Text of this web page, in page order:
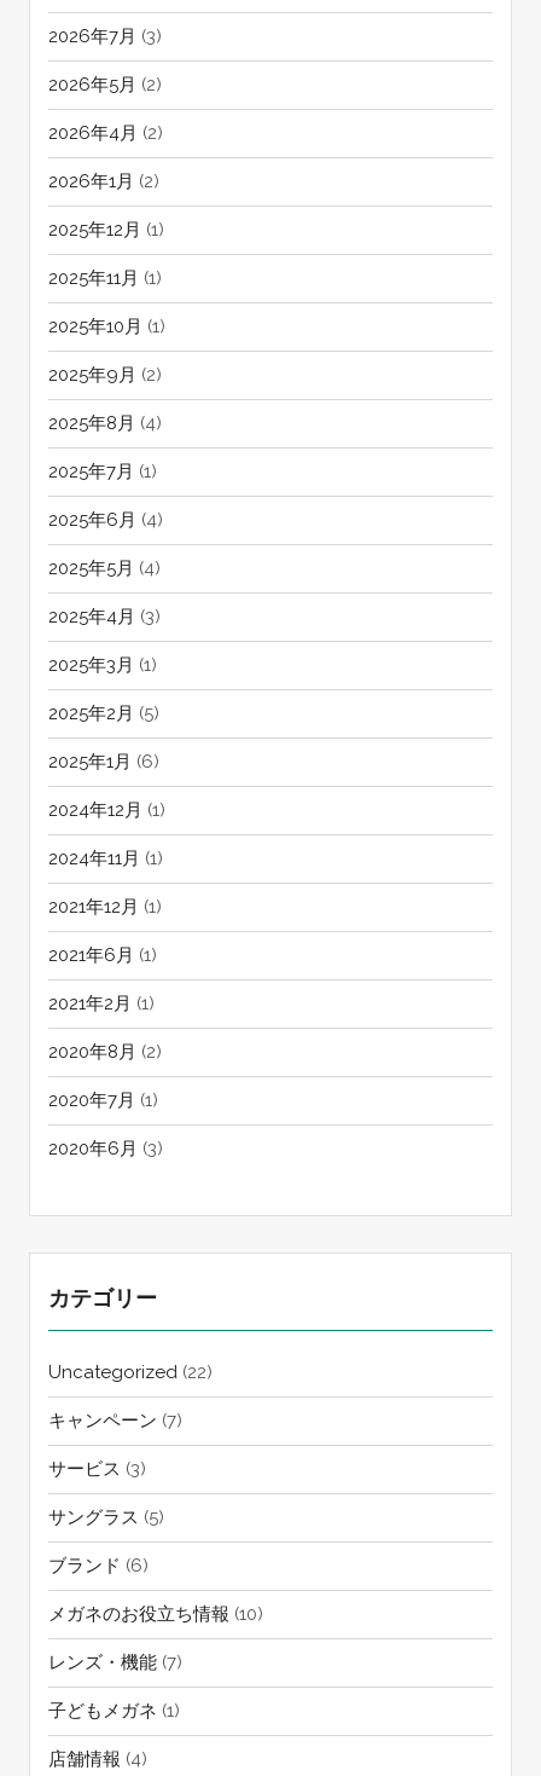
2026年7月 (3)
2026年5月 (2)
2026年4月 (2)
2026年1月 (2)
2025年12月 (1)
2025年11月 (1)
2025年10月 (1)
2025年9月 (2)
2025年8月 (4)
2025年7月 (1)
2025年6月 (4)
2025年5月 (4)
2025年4月 (3)
2025年3月 (1)
2025年2月 (5)
2025年1月 (6)
2024年12月 (1)
2024年11月 (1)
2021年12月 (1)
2021年6月 (1)
2021年2月 (1)
2020年8月 (2)
2020年7月 (1)
2020年6月 (3)
カテゴリー
Uncategorized(22)
キャンペーン (7)
サービス (3)
サングラス (5)
ブランド (6)
メガネのお役立ち情報 (10)
レンズ・機能(7)
子どもメガネ (1)
店舗情報 (4)